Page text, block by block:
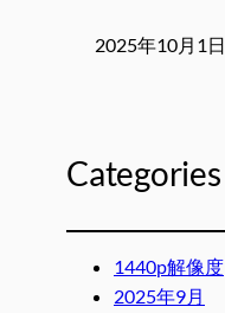
2025年10月1日
Categories
1440p解像度
2025年9月